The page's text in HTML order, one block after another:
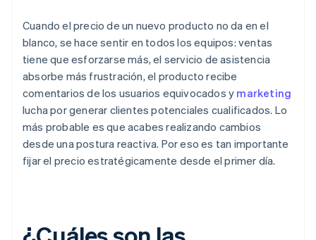
Cuando el precio de un nuevo producto no da en el
blanco, se hace sentir en todos los equipos: ventas
tiene que esforzarse más, el servicio de asistencia
absorbe más frustración, el producto recibe
comentarios de los usuarios equivocados y marketing
lucha por generar clientes potenciales cualificados. Lo
más probable es que acabes realizando cambios
desde una postura reactiva. Por eso es tan importante
fijar el precio estratégicamente desde el primer día.